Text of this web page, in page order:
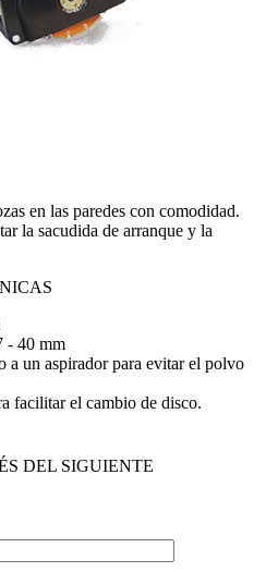
en las paredes con comodidad.
la sacudida de arranque y la
- 40 mm
a un aspirador para evitar el polvo
facilitar el cambio de disco.
DEL SIGUIENTE